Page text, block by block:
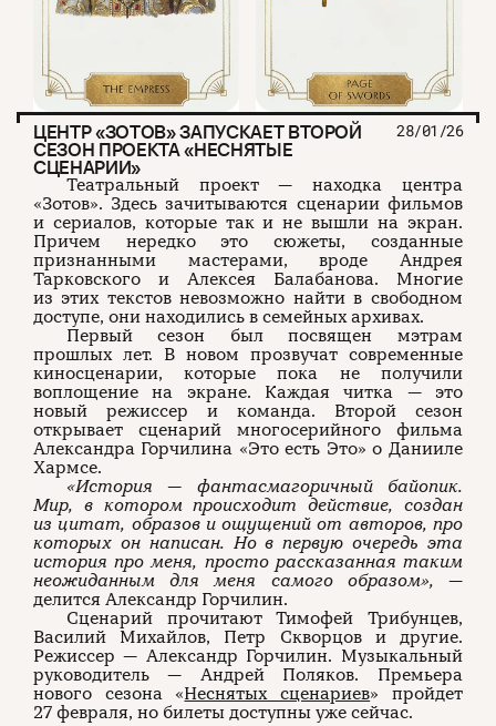
ЦЕНТР «ЗОТОВ» ЗАПУСКАЕТ ВТОРОЙ
СЕЗОН ПРОЕКТА «НЕСНЯТЫЕ
СЦЕНАРИИ»
28/01/26
Театральный проект — находка центра
«Зотов». Здесь зачитываются сценарии фильмов
и сериалов, которые так и не вышли на экран.
Причем нередко это сюжеты, созданные
признанными мастерами, вроде Андрея
Тарковского и Алексея Балабанова. Многие
из этих текстов невозможно найти в свободном
доступе, они находились в семейных архивах.
Первый сезон был посвящен мэтрам
прошлых лет. В новом прозвучат современные
киносценарии, которые пока не получили
воплощение на экране. Каждая читка — это
новый режиссер и команда. Второй сезон
открывает сценарий многосерийного фильма
Александра Горчилина «Это есть Это» о Данииле
Хармсе.
«История — фантасмагоричный байопик.
Мир, в котором происходит действие, создан
из цитат, образов и ощущений от авторов, про
которых он написан. Но в первую очередь эта
история про меня, просто рассказанная таким
неожиданным для меня самого образом», —
делится Александр Горчилин.
Сценарий прочитают Тимофей Трибунцев,
Василий Михайлов, Петр Скворцов и другие.
Режиссер — Александр Горчилин. Музыкальный
руководитель — Андрей Поляков. Премьера
нового сезона «Неснятых сценариев» пройдет
27 февраля, но билеты доступны уже сейчас.